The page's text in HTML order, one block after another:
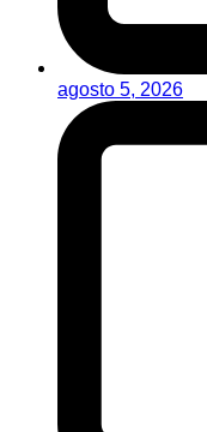
agosto 5, 2026